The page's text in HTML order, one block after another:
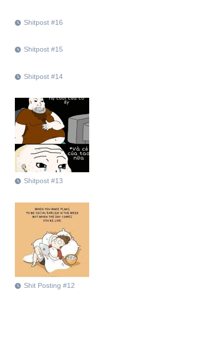
Shitpost #16
Shitpost #15
Shitpost #14
Shitpost #13
Shit Posting #12